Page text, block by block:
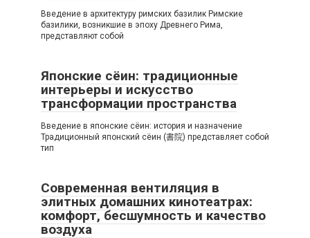
Введение в архитектуру римских базилик Римские
базилики, возникшие в эпоху Древнего Рима,
представляют собой
Японские сёин: традиционные
интерьеры и искусство
трансформации пространства
Введение в японские сёин: история и назначение
Традиционный японский сёин (書院) представляет собой
тип
Современная вентиляция в
элитных домашних кинотеатрах:
комфорт, бесшумность и качество
воздуха